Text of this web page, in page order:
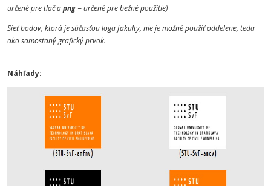
určené pre tlač apng = určené pre bežné použitie)
Sieť bodov, ktorá je súčasťou loga fakulty, nie je možné použiť oddelene, teda
ako samostaný grafický prvok.
Náhľady: